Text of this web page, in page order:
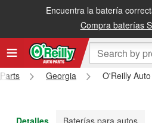
Encuentra la batería
Compra baterías
Recibe tu orden gratis al día
Georgia
O'Reilly
Detalles
Baterías para autos